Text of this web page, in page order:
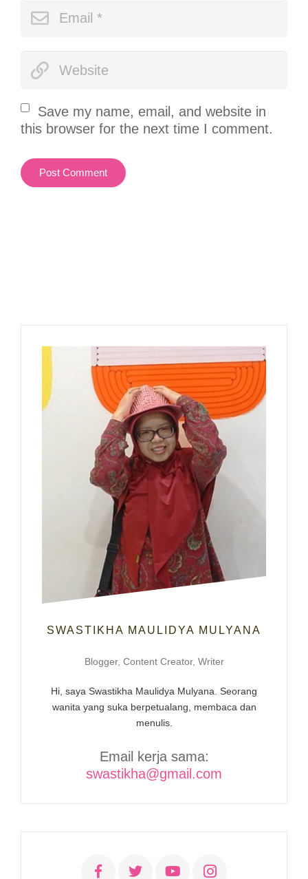
Save my name, email, and website in
this browser for the next time I comment.
Post Comment
SWASTIKHA MAULIDYA MULYANA
Blogger, Content Creator, Writer
Hi, saya Swastikha Maulidya Mulyana. Seorang
wanita yang suka berpetualang, membaca dan
menulis.
Email kerja sama:
swastikha@gmail.com